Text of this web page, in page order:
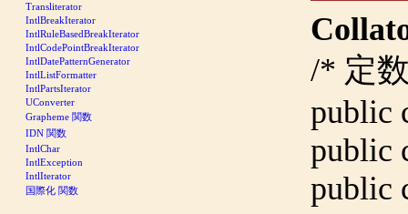
Transliterator
IntlBreakIterator
IntlRuleBasedBreakIterator
IntlCodePointBreakIterator
IntlDatePatternGenerator
IntlListFormatter
IntlPartsIterator
UConverter
Grapheme 関数
IDN 関数
IntlChar
IntlException
IntlIterator
国際化 関数
/* 定
public
public
public